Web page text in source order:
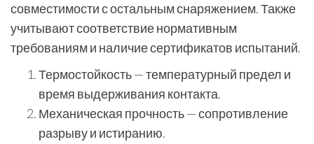
совместимости с остальным снаряжением. Также
учитывают соответствие нормативным
требованиям и наличие сертификатов испытаний.
Термостойкость — температурный предел и
время выдерживания контакта.
Механическая прочность — сопротивление
разрыву и истиранию.